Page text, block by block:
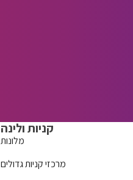
קניות ולינה
מלונות
מרכזי קניות גדולים